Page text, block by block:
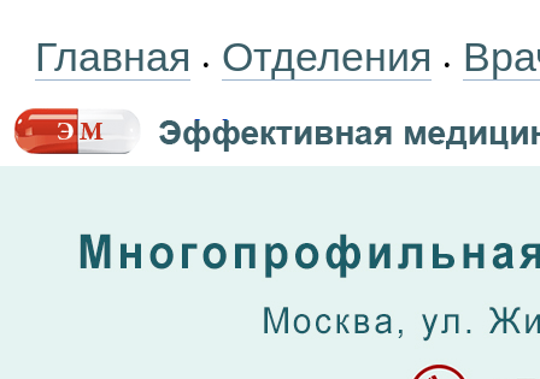
Главная • Отделения •